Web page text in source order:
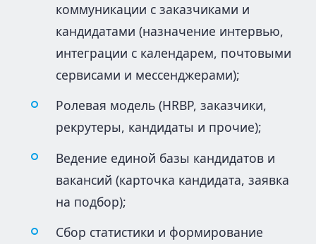
коммуникации с заказчиками и
кандидатами (назначение интервью,
интеграции с календарем, почтовыми
сервисами и мессенджерами);
Ролевая модель (HRBP, заказчики,
рекрутеры, кандидаты и прочие);
Ведение единой базы кандидатов и
вакансий (карточка кандидата, заявка
на подбор);
Сбор статистики и формирование